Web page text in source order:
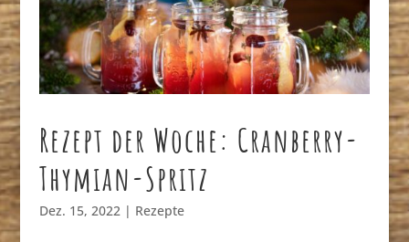
Rezept der Woche: Cranberry-
Thymian-Spritz
Dez. 15, 2022 | Rezepte